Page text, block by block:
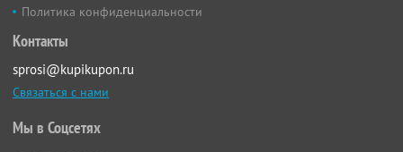
Политика конфиденциальности
Контакты
sprosi@kupikupon.ru
Связаться с нами
Мы в Соцсетях